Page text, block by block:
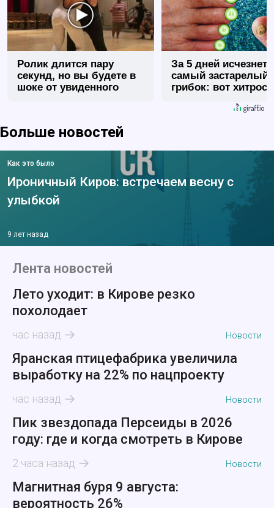
Ролик длится пару
секунд, но вы будете в
шоке от увиденного
За 5 дней исчезнет
самый застарелый
грибок: вот
Больше новостей
Как это было
Ироничный Киров: встречаем весну с
улыбкой
9 лет назад
Лента новостей
Лето уходит: в Кирове резко
похолодает
час назад Новости
Яранская птицефабрика увеличила
выработку на 22% по нацпроекту
час назад Новости
Пик звездопада Персеиды в 2026
году: где и когда смотреть в Кирове
2 часа назад Новости
Магнитная буря 9 августа:
вероятность 26%